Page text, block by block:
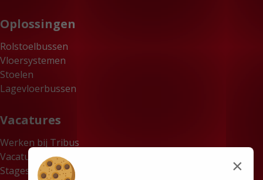
Oplossingen
Rolstoelbussen
Vloersystemen
Stoelen
Lagevloerbussen
Vacatures
Werken bij Tribus
Vacatures
Stages
×